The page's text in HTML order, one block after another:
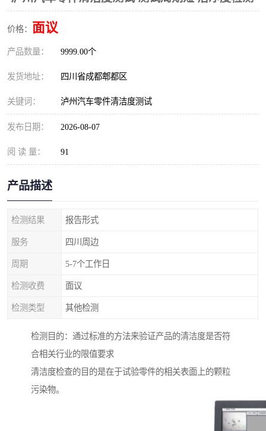
价格： 面议
产品数量： 9999.00个
发货地址： 四川省成都郫都区
关键词： 泸州汽车零件清洁度测试
发布日期： 2026-08-07
阅 读 量： 91
产品描述
检测结果 报告形式
服务 四川周边
周期 5-7个工作日
检测收费 面议
检测类型 其他检测
检测目的：通过标准的方法来验证产品的清洁度是否符
合相关行业的限值要求
清洁度检查的目的是在于试验零件的相关表面上的颗粒
污染物。